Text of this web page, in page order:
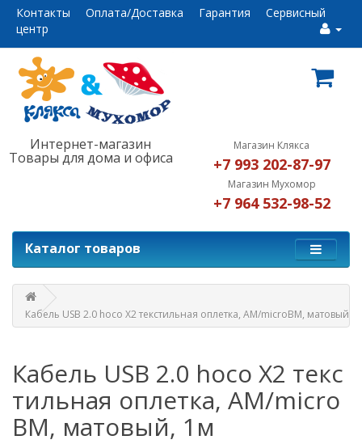
Контакты Оплата/Доставка Гарантия
Сервисный
центр
Интернет-магазин
Товары для дома и офиса
Магазин Клякса
+7 993 202-87-97
Магазин Мухомор
+7 964 532-98-52
Каталог товаров
Кабель USB 2.0 hoco X2 текстильная оплетка, AM/microBM, матовый,
Кабель USB 2.0 hoco X2 текс
тильная оплетка, AM/micro
BM, матовый, 1м